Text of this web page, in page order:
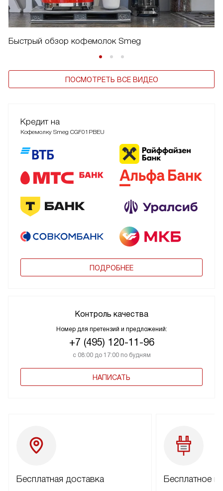
Быстрый обзор кофемолок Smeg
ПОСМОТРЕТЬ ВСЕ ВИДЕО
Кредит на
Кофемолку Smeg CGF01PBEU
ПОДРОБНЕЕ
Контроль качества
Номер для претензий и предложений:
+7 (495) 120-11-96
с 08:00 до 17:00 по будням
НАПИСАТЬ
Бесплатная доставка Бесплатное